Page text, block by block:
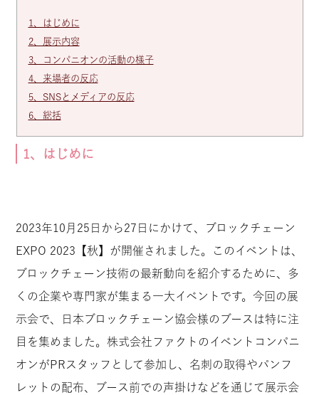
1、はじめに
2、展示内容
3、コンパニオンの活動の様子
4、来場者の反応
5、SNSとメディアの反応
6、総括
1、はじめに
2023年10月25日から27日にかけて、ブロックチェーン
EXPO 2023【秋】が開催されました。このイベントは、
ブロックチェーン技術の最新動向を紹介するために、多
くの企業や専門家が集まる一大イベントです。今回の展
示会で、日本ブロックチェーン協会様のブースは特に注
目を集めました。株式会社ファクトのイベントコンパニ
オンがPRスタッフとして参加し、名刺の取得やパンフ
レットの配布、ブース前での声掛けなどを通じて展示会